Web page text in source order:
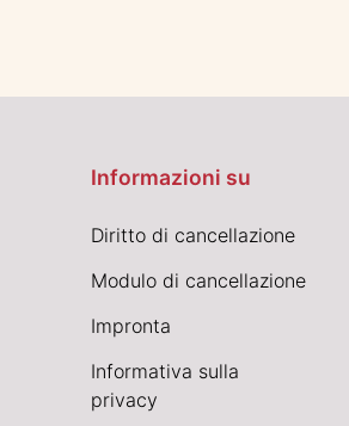
Informazioni su
Diritto di cancellazione
Modulo di cancellazione
Impronta
Informativa sulla
privacy